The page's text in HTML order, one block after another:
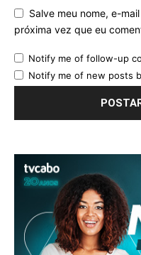
Salve meu nome, e-
próxima vez que eu
Notify me of follow-up
Notify me of new posts